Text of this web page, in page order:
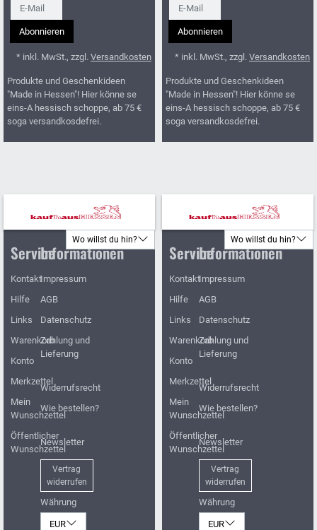
Newsletter
Abonnieren
* inkl. MwSt., zzgl. Versandkosten
Produkte und Geschenkideen
"Made in Hessen"! Hier könne se
eins-A hessisch schoppe, ab 75 €
soga versandkosdefrei.
Newsletter
Abonnieren
* inkl. MwSt., zzgl. Versandkosten
Produkte und Geschenkideen
"Made in Hessen"! Hier könne se
eins-A hessisch schoppe, ab 75 €
soga versandkosdefrei.
Wo willst du hin?
Service
Kontakt
Hilfe
Links
Warenkorb
Konto
Merkzettel
Mein
Wunschzettel
Öffentlicher
Wunschzettel
Informationen
Impressum
AGB
Datenschutz
Zahlung und
Lieferung
Widerrufsrecht
Wie bestellen?
Newsletter
Vertrag
widerrufen
Währung
EUR
Wo willst du hin?
Service
Kontakt
Hilfe
Links
Warenkorb
Konto
Merkzettel
Mein
Wunschzettel
Öffentlicher
Wunschzettel
Informationen
Impressum
AGB
Datenschutz
Zahlung und
Lieferung
Widerrufsrecht
Wie bestellen?
Newsletter
Vertrag
widerrufen
Währung
EUR